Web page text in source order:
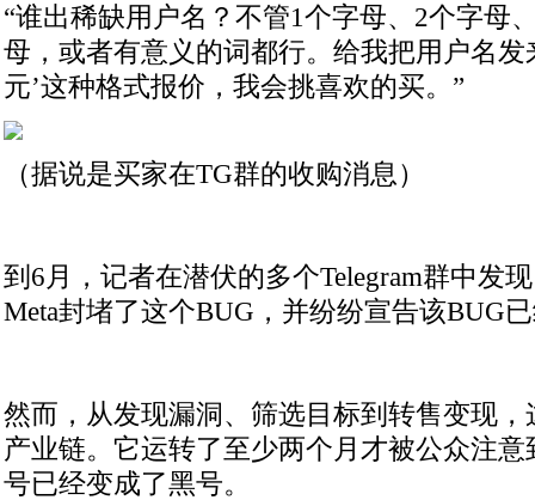
“谁出稀缺用户名？不管1个字母、2个字母
母，或者有意义的词都行。给我把用户名
元’这种格式报价，我会挑喜欢的买。”
（据说是买家在TG群的收购消息）
到6月，记者在潜伏的多个Telegram群中发
Meta封堵了这个BUG，并纷纷宣告该BUG
然而，从发现漏洞、筛选目标到转售变现
产业链。它运转了至少两个月才被公众注
号已经变成了黑号。